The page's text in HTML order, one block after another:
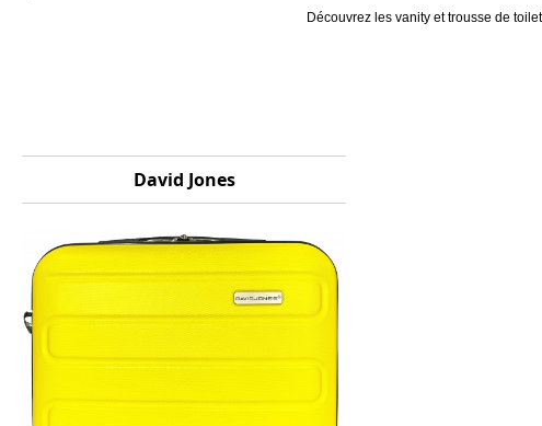
Découvrez les vanity et trousse de
David Jones